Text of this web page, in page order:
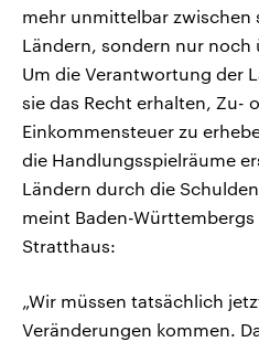
mehr unmittelbar zwischen
Ländern, sondern nur noch
Um die Verantwortung der
sie das Recht erhalten, Zu-
Einkommensteuer zu
die Handlungsspielräume
Ländern durch die
meint Baden-
Stratthaus:
„Wir müssen tatsächlich
Veränderungen kommen.